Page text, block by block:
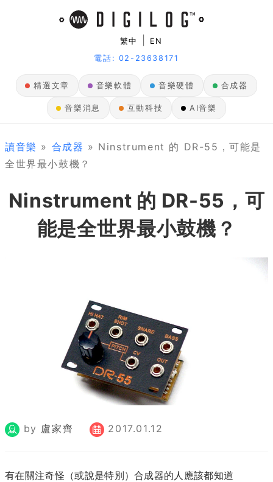
繁中
EN
電話: 02-23638171
精選文章 音樂軟體 音樂硬體 合成器
音樂消息 互動科技 AI音樂
讀音樂 » 合成器 » Ninstrument 的 DR-55，可能是
全世界最小鼓機？
Ninstrument 的 DR-55，可
能是全世界最小鼓機？
by 盧家齊 2017.01.12
有在關注奇怪（或說是特別）合成器的人應該都知道